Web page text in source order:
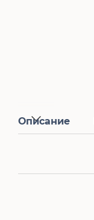
Описание